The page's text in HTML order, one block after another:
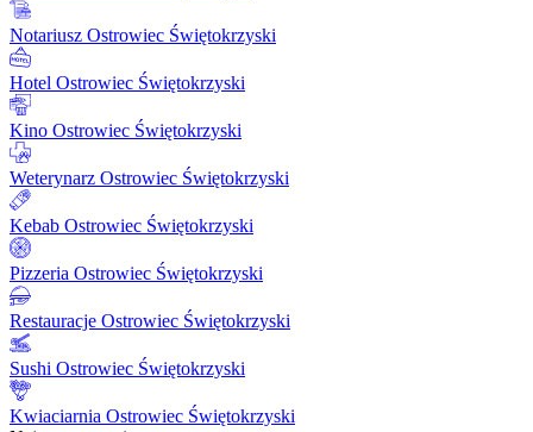
Notariusz Ostrowiec Świętokrzyski
Hotel Ostrowiec Świętokrzyski
Kino Ostrowiec Świętokrzyski
Weterynarz Ostrowiec Świętokrzyski
Kebab Ostrowiec Świętokrzyski
Pizzeria Ostrowiec Świętokrzyski
Restauracje Ostrowiec Świętokrzyski
Sushi Ostrowiec Świętokrzyski
Kwiaciarnia Ostrowiec Świętokrzyski